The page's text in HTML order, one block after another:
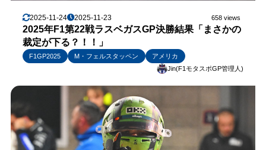
2025-11-24 2025-11-23 658 views
2025年F1第22戦ラスベガスGP決勝結果「まさかの
裁定が下る？！！」
F1GP2025 M・フェルスタッペン
アメリカ
Jin(F1モタスポGP管理人)